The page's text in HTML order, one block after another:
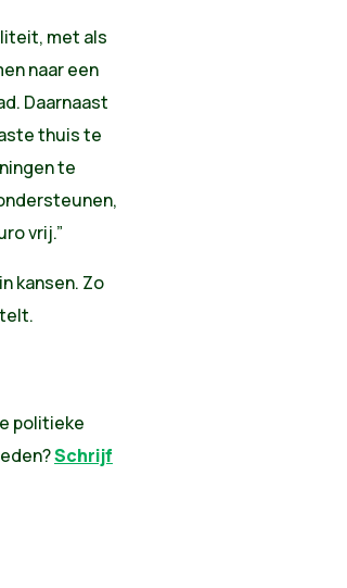
met als
naar een
Daarnaast
thuis te
te
vrij.”
kansen. Zo
politieke
Schrijf